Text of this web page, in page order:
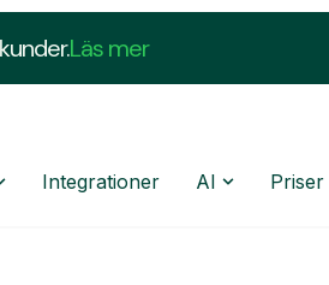
Läs mer
Integrationer AI Priser